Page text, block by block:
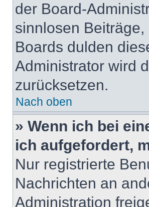
der Board-
sinnlosen
Boards dulden
Administrator wird
zurücksetzen.
Nach oben
» Wenn ich bei
ich aufgefordert,
Nur registrierte
Nachrichten an
Administration